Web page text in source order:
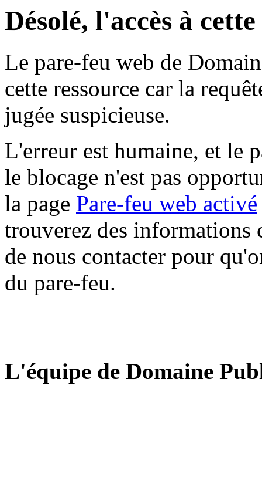
Désolé, l'accès à
Le pare-feu web de
cette ressource car la
jugée suspicieuse.
L'erreur est humaine, et le
le blocage n'est pas
la page Pare-feu web activé
trouverez des informations
de nous contacter pour
du pare-feu.
L'équipe de Domaine